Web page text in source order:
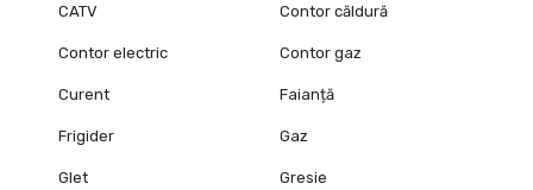
CATV Contor căldură
Contor electric Contor gaz
Curent Faianță
Frigider Gaz
Glet Gresie